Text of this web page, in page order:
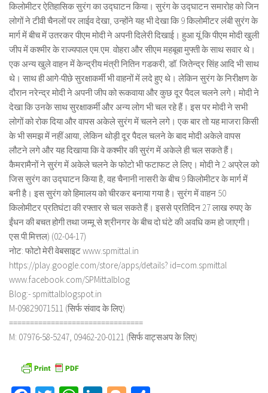
किलोमीटर ऐतिहासिक सुरंग का उद्घाटन किया। सुरंग के उद्घाटन समारोह को जिन
लोगों ने टीवी चैनलों पर लाईव देखा, उन्होंने यह भी देखा कि 9 किलोमीटर लंबी सुरंग के
मार्ग में बीच में उतरकर पीएम मोदी ने अपनी दिलेरी दिखाई। हुआ यूं कि पीएम मोदी खुली
जीप में कश्मीर के राज्यपाल एम.एम. वोहरा और सीएम महबूबा मुफ्ती के साथ सवार थे।
एक अन्य खुले वाहन में केन्द्रीय मंत्री नितिन गडकरी, डॉ. जितेन्द्र सिंह आदि भी साथ
थे। साथ ही आगे-पीछे सुरक्षाकर्मी भी वाहनों में लदे हुए थे। लेकिन सुरंग के निरीक्षण के
दौरान नरेन्द्र मोदी ने अपनी जीप को रूकवाया और कुछ दूर पैदल चलने लगे। मोदी ने
देखा कि उनके साथ सुरक्षाकर्मी और अन्य लोग भी चल रहे हैं। इस पर मोदी ने सभी
लोगों को रोक दिया और वापस अकेले सुरंग में चलने लगे। एक बार तो यह माजरा किसी
के भी समझ में नहीं आया, लेकिन थोड़ी दूर पैदल चलने के बाद मोदी अकेले वापस
लौटने लगे और यह दिखाया कि वे कश्मीर की सुरंग में अकेले ही चल सकते हैं।
कैमरामैनों ने सुरंग में अकेले चलने के फोटो भी फटाफट ले लिए। मोदी ने 2 अप्रेल को
जिस सुरंग का उद्घाटन किया है, वह चैनानी नासरी के बीच 9 किलोमीटर के मार्ग में
बनी है। इस सुरंग को हिमालय को चीरकर बनाया गया है। सुरंग में वाहन 50
किलोमीटर प्रतिघंटा की रफ्तार से चल सकते हैं। इससे प्रतिदिन 27 लाख रुपए के
ईंधन की बचत होगी तथा जम्मू से श्रीनगर के बीच दो घंटे की अवधि कम हो जाएगी।
एस.पी.मित्तल) (02-04-17)
नोट: फोटो मेरी वेबसाइट www.spmittal.in
https://play.google.com/store/apps/details? id=com.spmittal
www.facebook.com/SPMittalblog
Blog:- spmittalblogspot.in
M-09829071511 (सिर्फ संवाद के लिए)
================================
M: 07976-58-5247, 09462-20-0121 (सिर्फ वाट्सअप के लिए)